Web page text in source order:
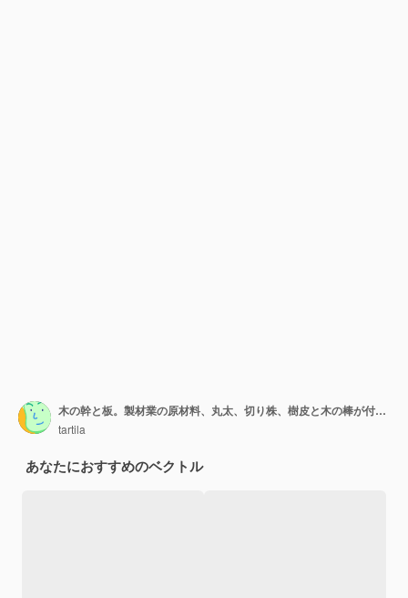
木の幹と板。製材業の原材料、丸太、切り株、樹皮と木の棒が付いた木の切り株。白で隔離の漫画薪ベクトルセット。大工仕事の概念、木片
tartila
あなたにおすすめのベクトル